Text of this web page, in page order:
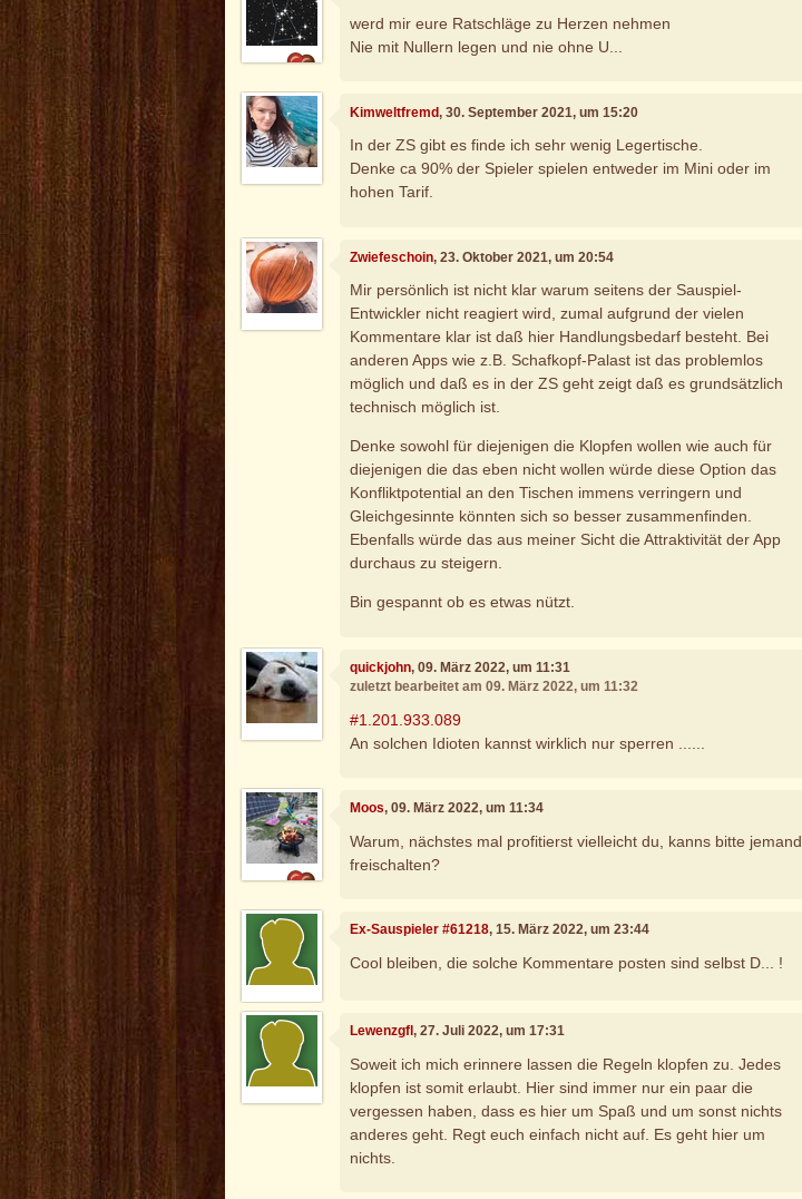
werd mir eure Ratschläge zu Herzen nehmen
Nie mit Nullern legen und nie ohne U...
Kimweltfremd, 30. September 2021, um 15:20
In der ZS gibt es finde ich sehr wenig Legertische.
Denke ca 90% der Spieler spielen entweder im Mini oder im
hohen Tarif.
Zwiefeschoin, 23. Oktober 2021, um 20:54
Mir persönlich ist nicht klar warum seitens der Sauspiel-
Entwickler nicht reagiert wird, zumal aufgrund der vielen
Kommentare klar ist daß hier Handlungsbedarf besteht. Bei
anderen Apps wie z.B. Schafkopf-Palast ist das problemlos
möglich und daß es in der ZS geht zeigt daß es grundsätzlich
technisch möglich ist.
Denke sowohl für diejenigen die Klopfen wollen wie auch für
diejenigen die das eben nicht wollen würde diese Option das
Konfliktpotential an den Tischen immens verringern und
Gleichgesinnte könnten sich so besser zusammenfinden.
Ebenfalls würde das aus meiner Sicht die Attraktivität der App
durchaus zu steigern.
Bin gespannt ob es etwas nützt.
quickjohn, 09. März 2022, um 11:31
zuletzt bearbeitet am 09. März 2022, um 11:32
#1.201.933.089
An solchen Idioten kannst wirklich nur sperren ......
Moos, 09. März 2022, um 11:34
Warum, nächstes mal profitierst vielleicht du, kanns bitte jemand
freischalten?
Ex-Sauspieler #61218, 15. März 2022, um 23:44
Cool bleiben, die solche Kommentare posten sind selbst D... !
Lewenzgfl, 27. Juli 2022, um 17:31
Soweit ich mich erinnere lassen die Regeln klopfen zu. Jedes
klopfen ist somit erlaubt. Hier sind immer nur ein paar die
vergessen haben, dass es hier um Spaß und um sonst nichts
anderes geht. Regt euch einfach nicht auf. Es geht hier um
nichts.